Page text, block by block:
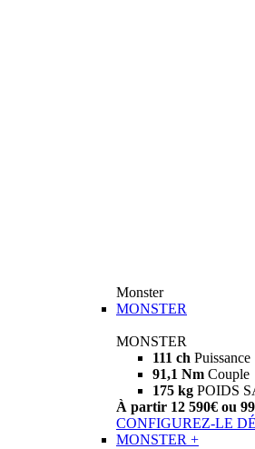
Monster
MONSTER
MONSTER
111 ch Puissance
91,1 Nm Couple
175 kg POIDS
À partir 12 590€ ou
CONFIGUREZ-LE
MONSTER +